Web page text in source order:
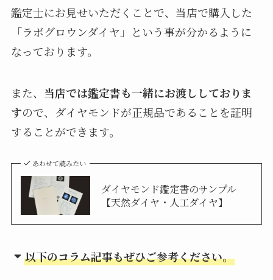
鑑定士にお見せいただくことで、当店で購入した
「ラボグロウンダイヤ」という事が分かるように
なっております。
また、 当店では鑑定書も一緒にお渡ししておりま
すので、ダイヤモンドが正規品であることを証明
することができます。
あわせて読みたい
ダイヤモンド鑑定書のサンプル
【天然ダイヤ・人工ダイヤ】
以下のコラム記事もぜひご参考ください。